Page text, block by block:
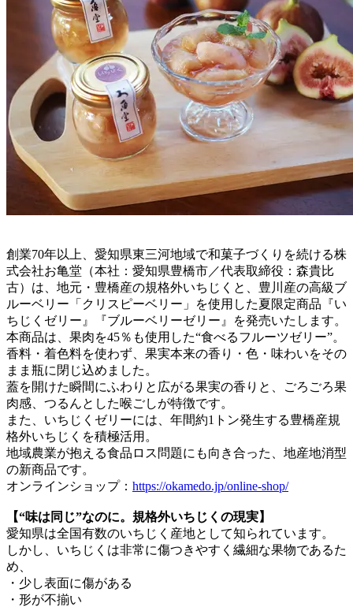
創業70年以上、愛知県東三河地域で和菓子づくりを続ける株
式会社お亀堂（本社：愛知県豊橋市／代表取締役：森貴比
古）は、地元・豊橋産の規格外いちじくと、豊川産の高級ブ
ルーベリー「クリスピーベリー」を使用した夏限定商品『い
ちじくゼリー』『ブルーベリーゼリー』を発売いたします。
本商品は、果肉を45％も使用した“食べるフルーツゼリー”。
香料・着色料を使わず、果実本来の香り・色・味わいをその
まま瓶に閉じ込めました。
蓋を開けた瞬間にふわりと広がる果実の香りと、ごろごろ果
肉感、つるんとした喉ごしが特徴です。
また、いちじくゼリーには、年間約1トン発生する豊橋産規
格外いちじくを積極活用。
地域農業が抱える食品ロス問題にも向き合った、地産地消型
の新商品です。
オンラインショップ： https://okamedo.jp/online-shop/
【“味は同じ”なのに。規格外いちじくの現実】
愛知県は全国有数のいちじく産地として知られています。
しかし、いちじくは非常に傷つきやすく繊細な果物であるた
め、
・少し表面に傷がある
・形が不揃い